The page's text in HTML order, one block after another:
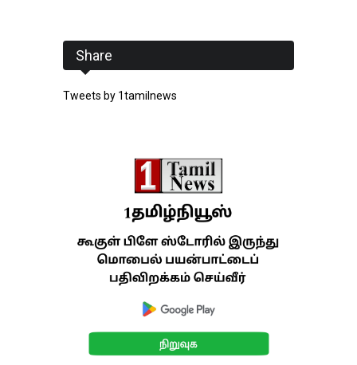
Share
Tweets by 1tamilnews